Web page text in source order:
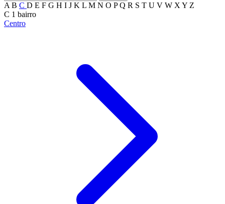
A B C D E F G H I J K L M N O PQ R S T U V W X Y Z
C 1 bairro
Centro